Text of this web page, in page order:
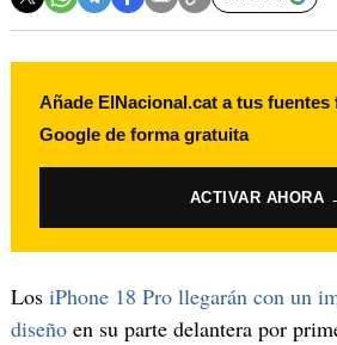
Añade ElNacional.cat a tus fuentes
Google de forma gratuita
ACTIVAR AHORA
Los iPhone 18 Pro llegarán con un
diseñoen su parte delantera por